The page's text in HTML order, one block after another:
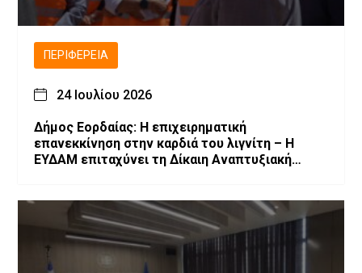
ΠΕΡΙΦΈΡΕΙΑ
24 Ιουλίου 2026
Δήμος Εορδαίας: Η επιχειρηματική
επανεκκίνηση στην καρδιά του λιγνίτη – Η
ΕΥΔΑΜ επιταχύνει τη Δίκαιη Αναπτυξιακή